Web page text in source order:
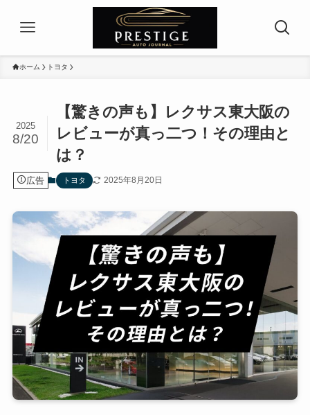
ホーム トヨタ
【驚きの声も】レクサス東大阪の
レビューが真っ二つ！その理由と
は？
2025
8/20
広告 トヨタ 2025年8月20日